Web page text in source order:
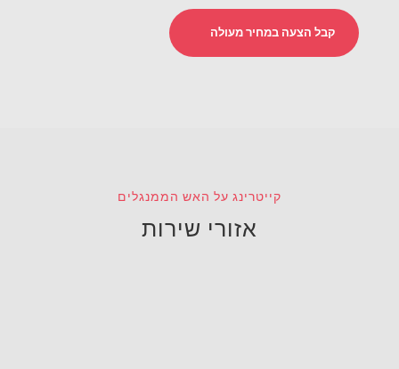
קבל הצעה במחיר מעולה
קייטרינג על האש הממנגלים
אזורי שירות